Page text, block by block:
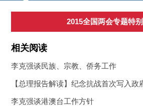
2015全国两会专题特
相关阅读
李克强谈民族、宗教、侨务工作
【总理报告解读】纪念抗战首次写入政
李克强谈港澳台工作方针